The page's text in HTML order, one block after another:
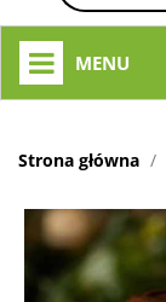
MENU
Strona główna